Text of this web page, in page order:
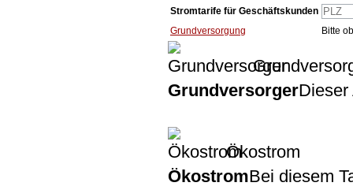
Stromtarife für Geschäftskunden
Grundversorgung
Bitte
GrundversorgerDieser
Ökostrom
ÖkostromBei diesem